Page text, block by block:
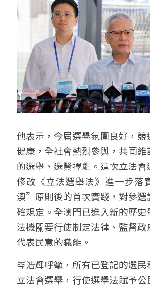
他表示，今屆選舉氛圍良好，競
健康，全社會熱烈參與，共同
的選舉，選賢擇能。這次立法會
修改《立法選舉法》進一步落
澳”原則後的首次實踐，對參選
確規定。全澳門已進入新的歷史
法機關要行使制定法律、監督政
代表民意的職能。
岑浩輝呼籲，所有已登記的選民
立法會選舉，行使選舉法賦予公